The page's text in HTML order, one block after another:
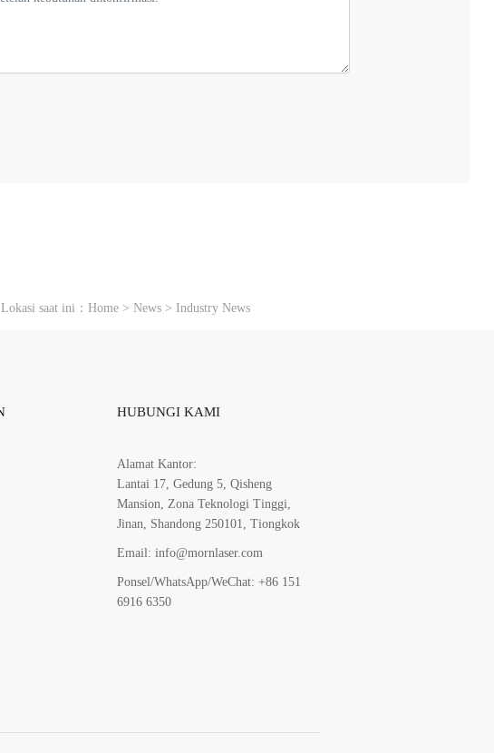
Lokasi saat ini：Home >News > Industry News
HUBUNGI KAMI
Alamat Kantor:
Lantai 17, Gedung 5, Qisheng
Mansion, Zona Teknologi Tinggi,
Jinan, Shandong 250101, Tiongkok
Email: info@mornlaser.com
Ponsel/WhatsApp/WeChat: +86 151
6916 6350